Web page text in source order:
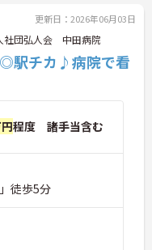
祉の資格
築きたい
理責任者
ップアッ
企業であ
ながらマ
という就
度がしっ
り替えを
ご活躍い
更新日：2026年06月03日
社団弘人会 中田病院
◎駅チカ♪病院で看
程度 諸手当含む
徒歩5分